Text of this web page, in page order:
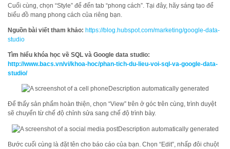
Cuối cùng, chọn “Style” để đến tab “phong cách”. Tại đây, hãy sáng tạo để
biểu đồ mang phong cách của riêng bạn.
Nguồn bài viết tham khảo: https://blog.hubspot.com/marketing/google-data-
studio
Tìm hiểu khóa học về SQL và Google data studio:
http://www.bacs.vn/vi/khoa-hoc/phan-tich-du-lieu-voi-sql-va-google-data-
studio/
Để thấy sản phẩm hoàn thiện, chọn “View” trên ở góc trên cùng, trình duyệt
sẽ chuyển từ chế độ chỉnh sửa sang chế độ trình bày.
Bước cuối cùng là đặt tên cho báo cáo của bạn. Chọn “Edit”, nhấp đôi chuột